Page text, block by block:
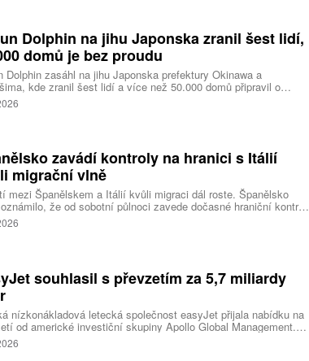
Dolphin na jihu Japonska zranil šest lidí,
domů je bez proudu
Dolphin zasáhl na jihu Japonska prefektury Okinawa a
kde zranil šest lidí a více než 50.000 domů připravil o
elektřiny. Na příchod tajfunu se kvůli riziku záplav a sesuvů
důsledku předpovídaných prudkých srážek připravují také na
zavádí kontroly na hranici s Itálií
migrační vlně
mezi Španělskem a Itálií kvůli migraci dál roste. Španělsko
že od sobotní půlnoci zavede dočasné hraniční kontroly
z Itálie. Opatření má platit do 7. září a je přímou reakcí na
Říma obnovit kontroly u osob přijíždějících ze Španělska po
souhlasil s převzetím za 5,7 miliardy
nízkonákladová letecká společnost easyJet přijala nabídku na
od americké investiční skupiny Apollo Global Management.
oceňuje aerolinku na 5,7 miliardy liber, tedy přibližně 162
korun.